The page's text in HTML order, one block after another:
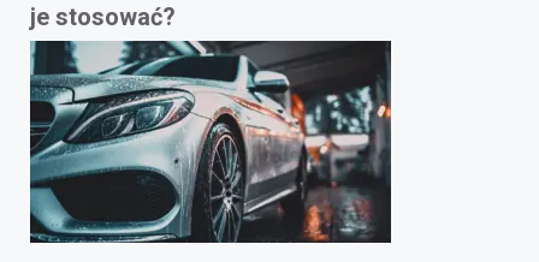
je stosować?